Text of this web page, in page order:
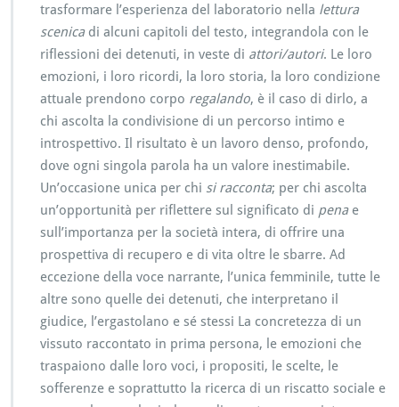
trasformare l’esperienza del laboratorio nella lettura
scenicadi alcuni capitoli del testo, integrandola con le
riflessioni dei detenuti, in veste di attori/autori. Le loro
emozioni, i loro ricordi, la loro storia, la loro condizione
attuale prendono corpo regalando, è il caso di dirlo, a
chi ascolta la condivisione di un percorso intimo e
introspettivo. Il risultato è un lavoro denso, profondo,
dove ogni singola parola ha un valore inestimabile.
Un’occasione unica per chi si racconta; per chi ascolta
un’opportunità per riflettere sul significato di penae
sull’importanza per la società intera, di offrire una
prospettiva di recupero e di vita oltre le sbarre. Ad
eccezione della voce narrante, l’unica femminile, tutte le
altre sono quelle dei detenuti, che interpretano il
giudice, l’ergastolano e sé stessi La concretezza di un
vissuto raccontato in prima persona, le emozioni che
traspaiono dalle loro voci, i propositi, le scelte, le
sofferenze e soprattutto la ricerca di un riscatto sociale e